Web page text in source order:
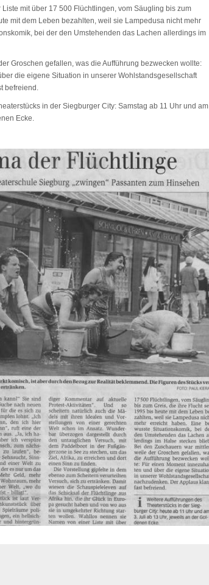
mit über 17 500 Flüchtlingen, vom Säugling bis zum
mit dem Leben bezahlten, weil sie Lampedusa nicht mehr
bei der den Umstehenden das Lachen allerdings im
Groschen gefallen, was die Aufführung bezwecken wollte:
die eigene Situation in unserer Wohlstandsgesellschaft
befreiend.
in der Siegburger City: Samstag ab 11 Uhr und am
Ecke.